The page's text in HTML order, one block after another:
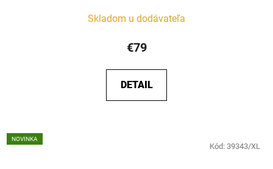
Skladom u dodávateľa
€79
DETAIL
NOVINKA
Kód: 39343/XL